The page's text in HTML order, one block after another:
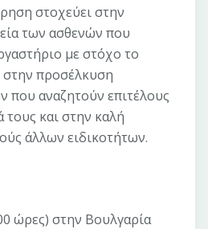
στοχεύει στην
των ασθενών που
με στόχο το
στην προσέλκυση
που αναζητούν επιτέλους
και στην καλή
άλλων ειδικοτήτων.
ώρες) στην Βουλγαρία